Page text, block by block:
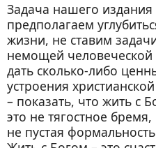
Задача нашего
предполагаем
жизни, не ставим
немощей
дать сколько-либо
устроения
– показать, что жить с
это не тягостное
не пустая